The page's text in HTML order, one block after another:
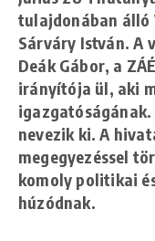
tulajdonában álló
Sárváry István. A
Deák Gábor, a
irányítója ül, aki
nevezik ki. A
megegyezéssel
komoly politikai
húzódnak.